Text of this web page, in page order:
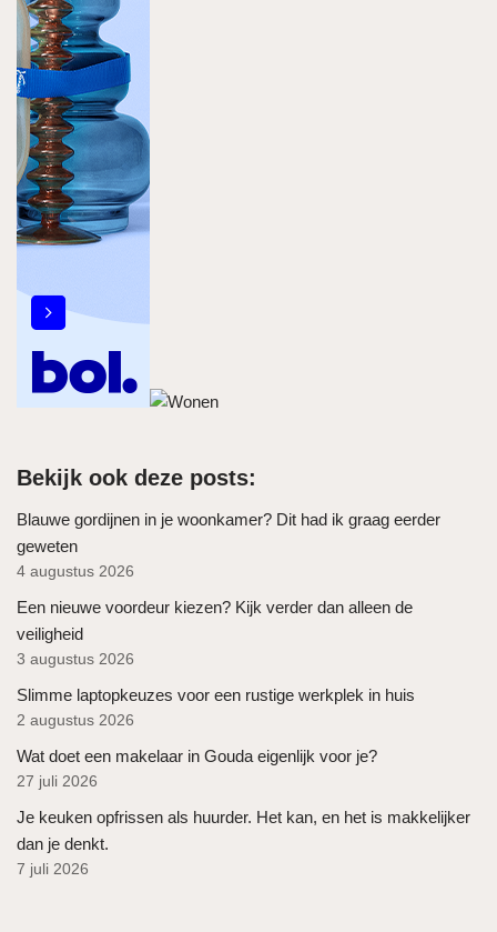
Bekijk ook deze posts:
Blauwe gordijnen in je woonkamer? Dit had ik graag eerder
geweten
4 augustus 2026
Een nieuwe voordeur kiezen? Kijk verder dan alleen de
veiligheid
3 augustus 2026
Slimme laptopkeuzes voor een rustige werkplek in huis
2 augustus 2026
Wat doet een makelaar in Gouda eigenlijk voor je?
27 juli 2026
Je keuken opfrissen als huurder. Het kan, en het is makkelijker
dan je denkt.
7 juli 2026